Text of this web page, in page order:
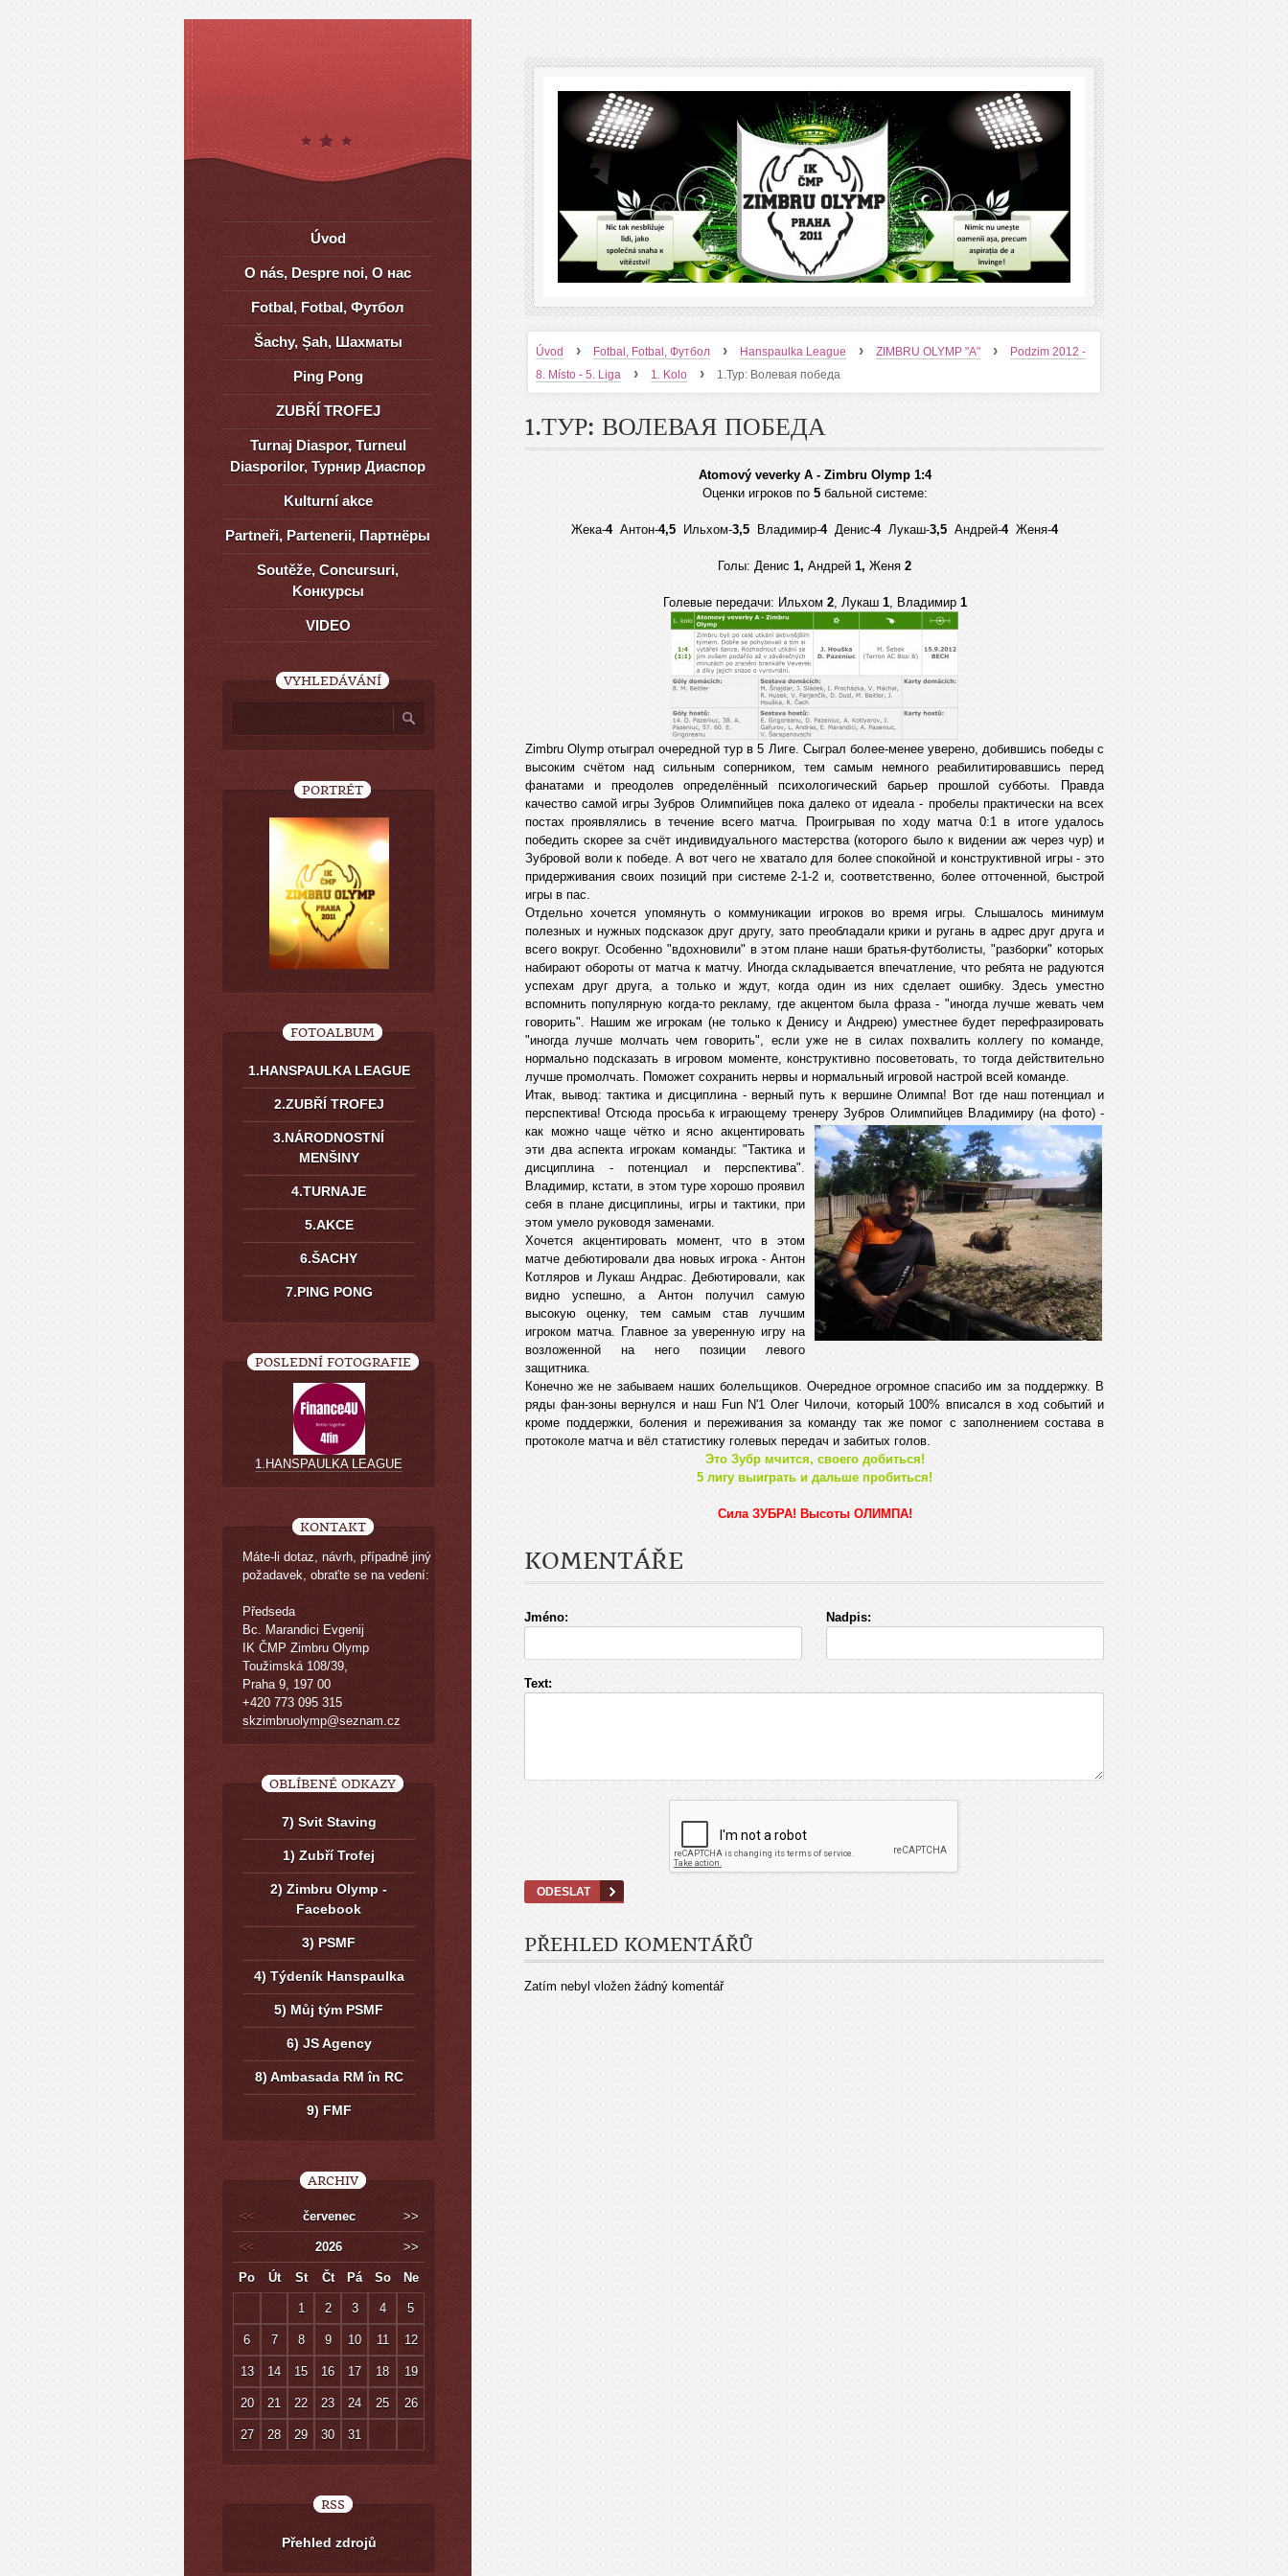
Úvod › Fotbal, Fotbal, Футбол › Hanspaulka League › ZIMBRU OLYMP "A" ›
Podzim 2012 -
8. Místo - 5. Liga
› 1. Kolo › 1.Тур: Волевая победа
1.ТУР: ВОЛЕВАЯ ПОБЕДА
Atomový veverky A - Zimbru Olymp 1:4
Оценки игроков по 5 бальной системе:
Жека-4 Антон-4,5 Ильхом-3,5 Владимир-4Денис-4Лукаш-3,5 Андрей-4 Женя-4
Голы: Денис 1, Андрей 1, Женя 2
Голевые передачи: Ильхом 2, Лукаш 1, Владимир 1
Zimbru Olymp отыграл очередной тур в 5 Лиге. Сыграл более-менее уверено, добившись победы с
высоким счётом над сильным соперником, тем самым немного реабилитировавшись перед
фанатами и преодолев определённый психологический барьер прошлой субботы. Правда
качество самой игры Зубров Олимпийцев пока далеко от идеала - пробелы практически на всех
постах проявлялись в течение всего матча. Проигрывая по ходу матча 0:1 в итоге удалось
победить скорее за счёт индивидуального мастерства (которого было к видении аж через чур) и
Зубровой воли к победе. А вот чего не хватало для более спокойной и конструктивной игры - это
придерживания своих позиций при системе 2-1-2 и, соответственно, более отточенной, быстрой
игры в пас.
Отдельно хочется упомянуть о коммуникации игроков во время игры. Слышалось минимум
полезных и нужных подсказок друг другу, зато преобладали крики и ругань в адрес друг друга и
всего вокруг. Особенно "вдохновили" в этом плане наши братья-футболисты, "разборки" которых
набирают обороты от матча к матчу. Иногда складывается впечатление, что ребята не радуются
успехам друг друга, а только и ждут, когда один из них сделает ошибку. Здесь уместно
вспомнить популярную когда-то рекламу, где акцентом была фраза - "иногда лучше жевать чем
говорить". Нашим же игрокам (не только к Денису и Андрею) уместнее будет перефразировать
"иногда лучше молчать чем говорить", если уже не в силах похвалить коллегу по команде,
нормально подсказать в игровом моменте, конструктивно посоветовать, то тогда действительно
лучше промолчать. Поможет сохранить нервы и нормальный игровой настрой всей команде.
Итак, вывод: тактика и дисциплина - верный путь к вершине Олимпа! Вот где наш потенциал и
перспектива! Отсюда просьба к играющему тренеру Зубров Олимпийцев Владимиру (на фото)-
как можно чаще чётко и ясно акцентировать
эти два аспекта игрокам команды: "Тактика и
дисциплина - потенциал и перспектива".
Владимир, кстати, в этом туре хорошо проявил
себя в плане дисциплины, игры и тактики, при
этом умело руководя заменами.
Хочется акцентировать момент, что в этом
матче дебютировали два новых игрока - Антон
Котляров и Лукаш Андрас. Дебютировали, как
видно успешно, а Антон получил самую
высокую оценку, тем самым став лучшим
игроком матча. Главное за уверенную игру на
возложенной на него позиции левого
защитника.
Конечно же не забываем наших болельщиков. Очередное огромное спасибо им за поддержку. В
ряды фан-зоны вернулся и наш Fun N'1 Олег Чилочи, который 100% вписался в ход событий и
кроме поддержки, боления и переживания за команду так же помог с заполнением состава в
протоколе матча и вёл статистику голевых передач и забитых голов.
Это Зубр мчится, своего добиться!
5 лигу выиграть и дальше пробиться!
Сила ЗУБРА! Высоты ОЛИМПА!
KOMENTÁŘE
Jméno: Nadpis:
Text:
PŘEHLED KOMENTÁŘŮ
Zatím nebyl vložen žádný komentář
Úvod
O nás, Despre noi, О нас
Fotbal, Fotbal, Футбол
Šachy, Șah, Шахматы
Ping Pong
ZUBŘÍ TROFEJ
Turnaj Diaspor, Turneul
Diasporilor, Турнир Диаспор
Kulturní akce
Partneři, Partenerii, Партнёры
Soutěže, Concursuri,
Kонкурсы
VIDEO
VYHLEDÁVÁNÍ
PORTRÉT
FOTOALBUM
1.HANSPAULKA LEAGUE
2.ZUBŘÍ TROFEJ
3.NÁRODNOSTNÍ
MENŠINY
4.TURNAJE
5.AKCE
6.ŠACHY
7.PING PONG
POSLEDNÍ FOTOGRAFIE
1.HANSPAULKA LEAGUE
KONTAKT
Máte-li dotaz, návrh, případně jiný
požadavek, obraťte se na vedení:
Předseda
Bc. Marandici Evgenij
IK ČMP Zimbru Olymp
Toužimská 108/39,
Praha 9, 197 00
+420 773 095 315
skzimbruolymp@seznam.cz
OBLÍBENÉ ODKAZY
7) Svit Staving
1) Zubří Trofej
2) Zimbru Olymp -
Facebook
3) PSMF
4) Týdeník Hanspaulka
5) Můj tým PSMF
6) JS Agency
8) Ambasada RM în RC
9) FMF
ARCHIV
<< červenec >>
<< 2026 >>
Po Út St Čt Pá So Ne
1 2 3 4 5
6 7 8 9 10 11 12
13 14 15 16 17 18 19
20 21 22 23 24 25 26
27 28 29 30 31
RSS
Přehled zdrojů